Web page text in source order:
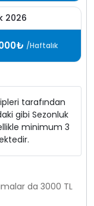
2026
/Haftalık
tarafından
gibi Sezonluk
minimum 3
da 3000 TL